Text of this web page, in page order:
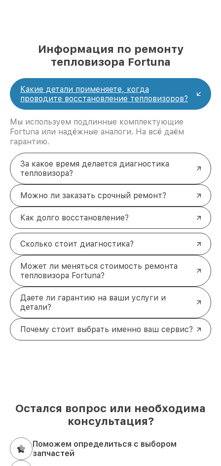
Информация по ремонту
тепловизора Fortuna
Какие детали применяете, когда
проводите восстановление тепловизоров?
Мы используем подлинные комплектующие
Fortuna или надёжные аналоги. На всё даём
гарантию.
За какое время делается диагностика
тепловизора?
Можно ли заказать срочный ремонт?
Как долго восстановление?
Сколько стоит диагностика?
Может ли меняться стоимость ремонта
тепловизора Fortuna?
Даете ли гарантию на ваши услуги и
детали?
Почему стоит выбрать именно ваш сервис?
Остался вопрос или необходима
консультация?
Поможем определиться с выбором
запчастей